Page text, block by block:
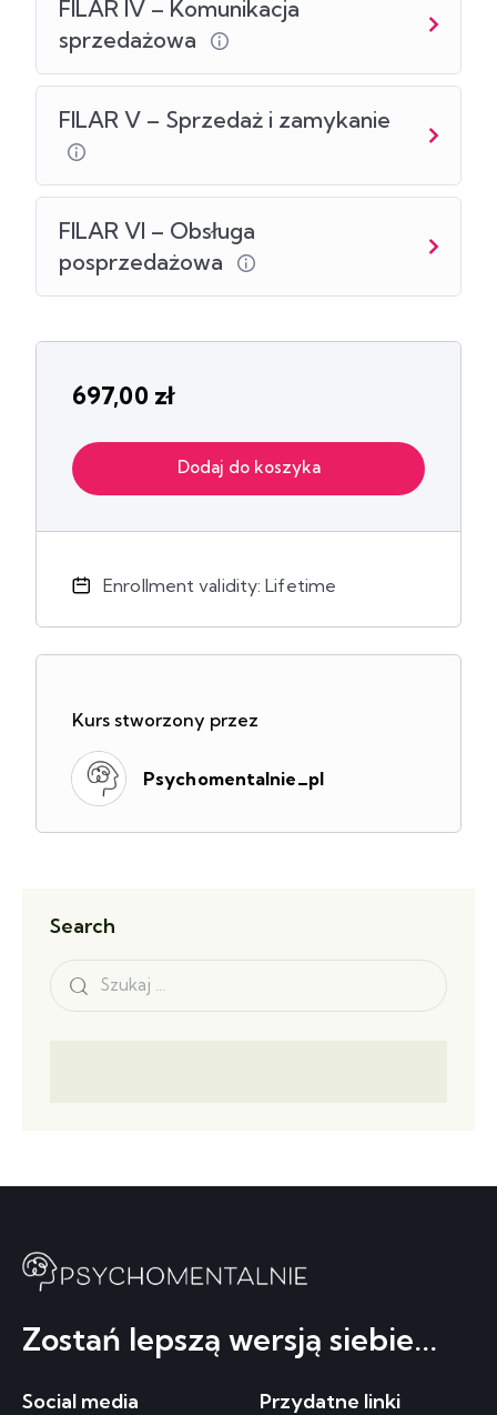
Opis kursu
Kurs przeprowadzi Cię krok po kroku przez
proces, który sprawi, że Twoja sprzedaż w końcu
zacznie działać — bez presji, wstydu i chaosu.
Dzięki temu kursowi sprzedaż stanie się
prostsza, przyjemniejsza i przede wszystkim
skuteczna.
FILAR IV – Komunikacja
sprzedażowa
FILAR V – Sprzedaż i zamykanie
FILAR VI – Obsługa
posprzedażowa
697,00 zł
Dodaj do koszyka
Enrollment validity: Lifetime
Kurs stworzony przez
Psychomentalnie_pl
Search
Zostań lepszą wersją siebie...
Social media Przydatne linki